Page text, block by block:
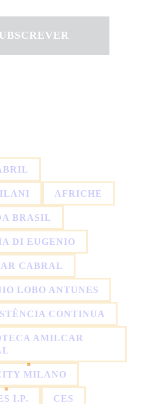
AFRICHE
BRASIL
DI EUGENIO
CABRAL
LOBO ANTUNES
CONTINUA
AMILCAR
MILANO
I.P. CES